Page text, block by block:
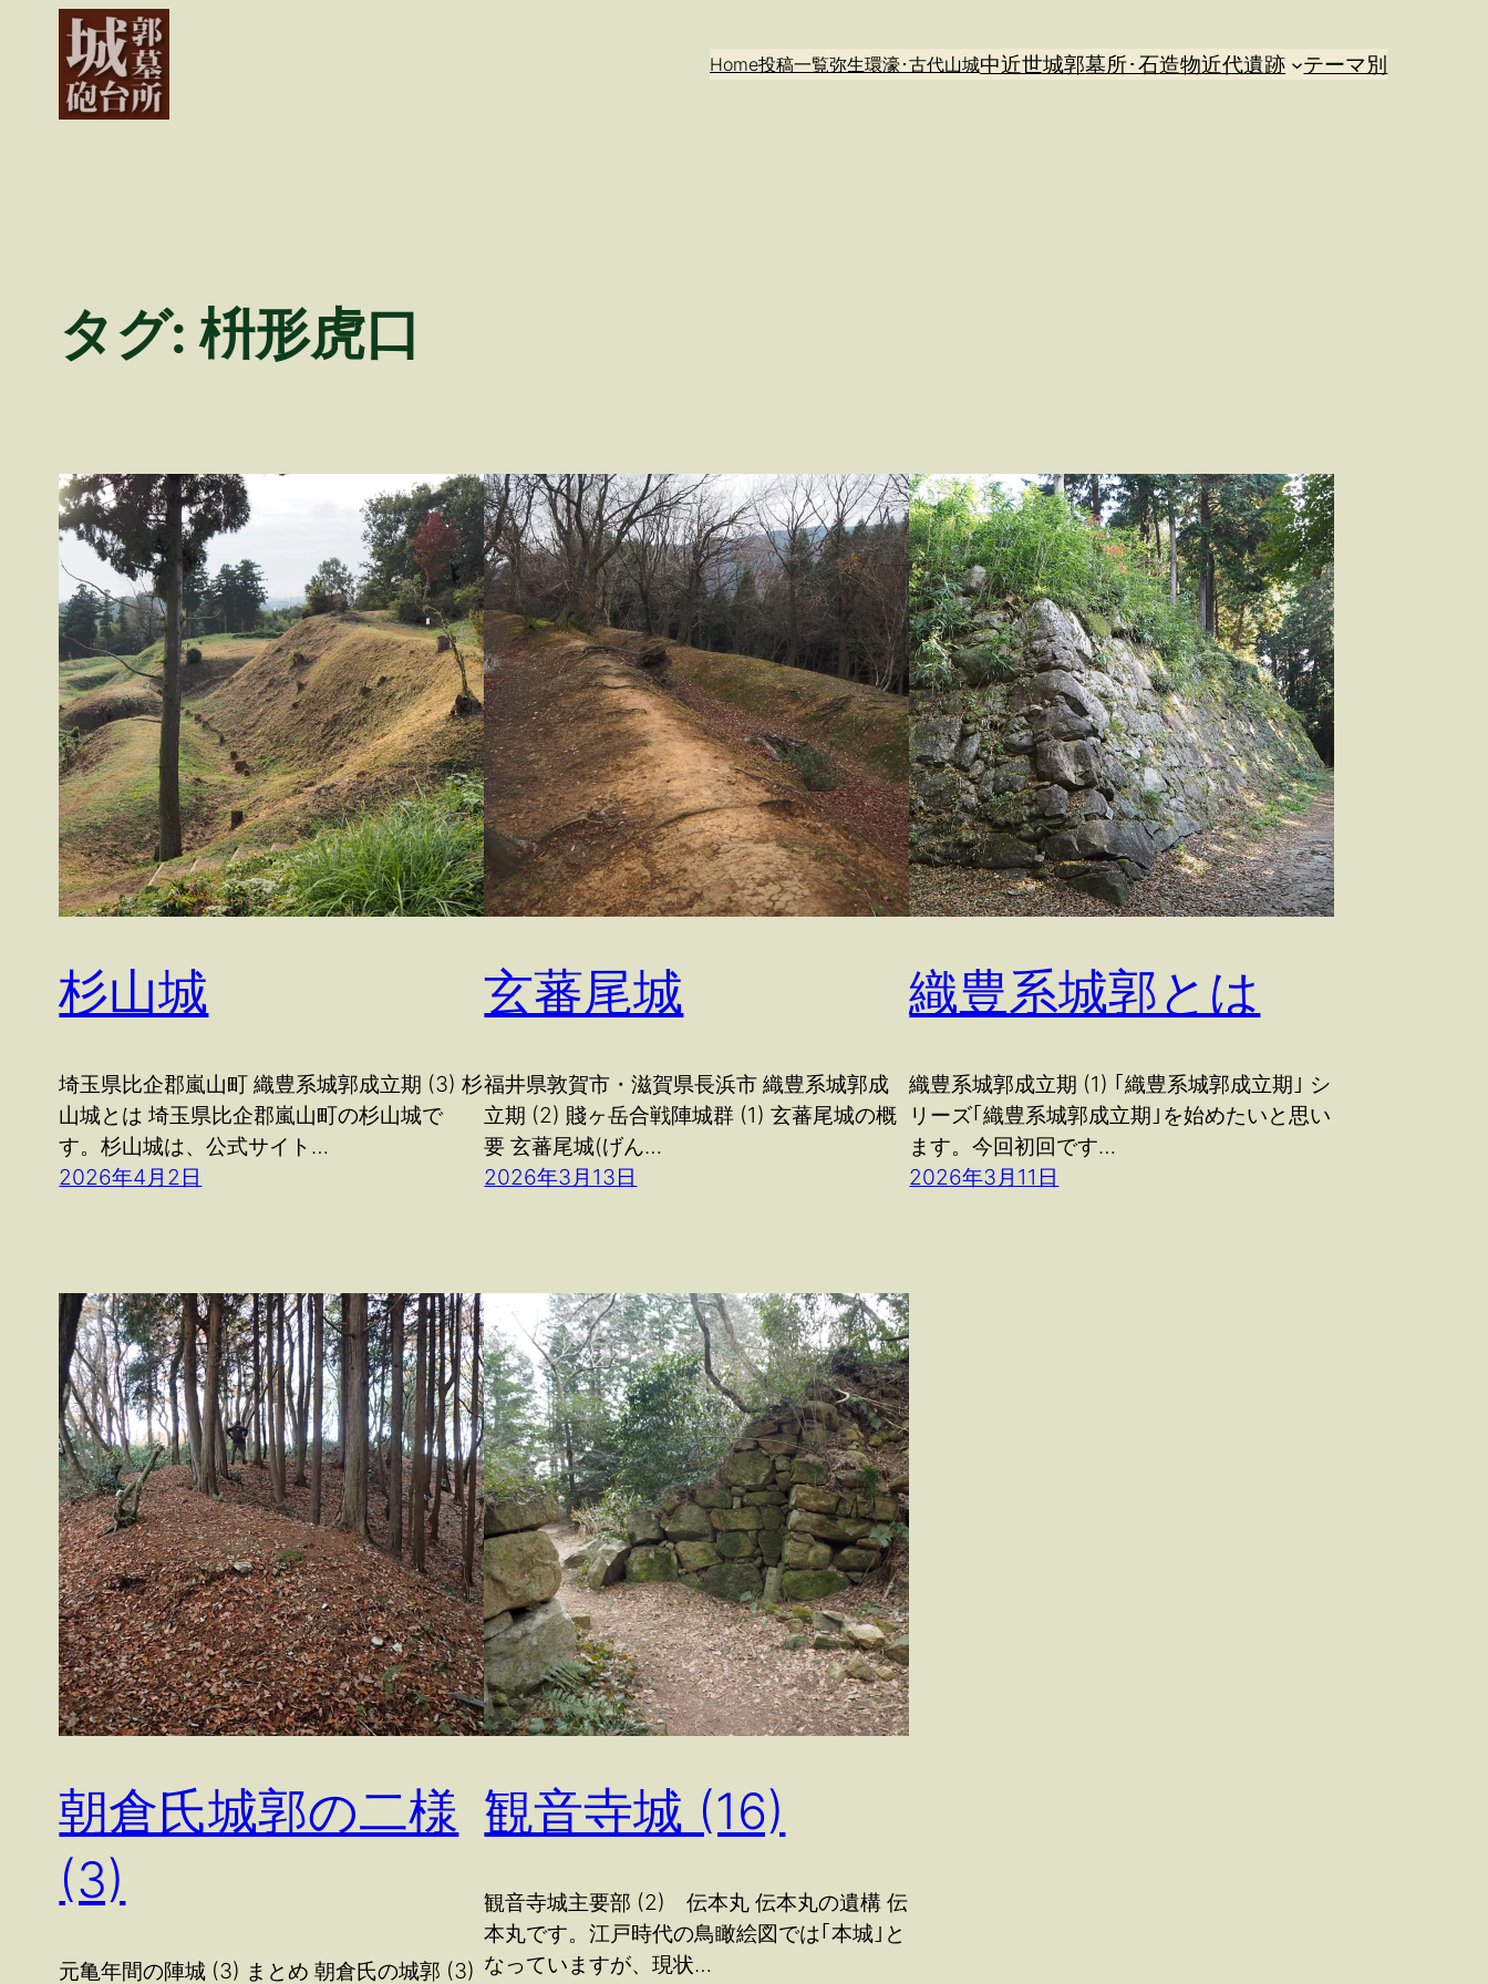
Home投稿一覧弥生環濠･古代山城中近世城郭墓所･石造物近代遺跡 テーマ別
タグ:枡形虎口
杉山城
埼玉県比企郡嵐山町 織豊系城郭成立期 (3) 杉
山城とは 埼玉県比企郡嵐山町の杉山城で
す。杉山城は、公式サイト…
2026年4月2日
玄蕃尾城
福井県敦賀市・滋賀県長浜市 織豊系城郭成
立期 (2) 賤ヶ岳合戦陣城群 (1) 玄蕃尾城の概
要 玄蕃尾城(げん…
2026年3月13日
織豊系城郭とは
織豊系城郭成立期 (1) ｢織豊系城郭成立期｣ シ
リーズ｢織豊系城郭成立期｣を始めたいと思い
ます。今回初回です…
2026年3月11日
朝倉氏城郭の二様
(3)
元亀年間の陣城 (3) まとめ 朝倉氏の城郭 (3)
観音寺城 (16)
観音寺城主要部 (2) 伝本丸 伝本丸の遺構 伝
本丸です。江戸時代の鳥瞰絵図では｢本城｣と
なっていますが、現状…